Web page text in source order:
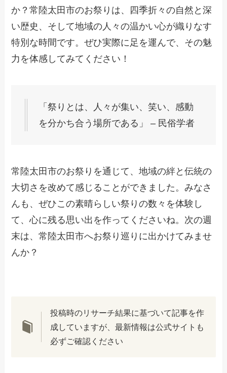
か？常陸太田市のお祭りは、四季折々の自然と深
い歴史、そして地域の人々の温かい心が織りなす
特別な時間です。ぜひ実際に足を運んで、その魅
力を体感してみてください！
「祭りとは、人々が集い、笑い、感動
を分かち合う場所である」 – 民俗学者
常陸太田市のお祭りを通じて、地域の絆と伝統の
大切さを改めて感じることができました。みなさ
んも、ぜひこの素晴らしい祭りの数々を体験し
て、心に残る思い出を作ってくださいね。次の週
末は、常陸太田市へお祭り巡りに出かけてみませ
んか？
投稿時のリサーチ結果に基づいて記事を作
成していますが、最新情報は公式サイトも
必ずご確認ください